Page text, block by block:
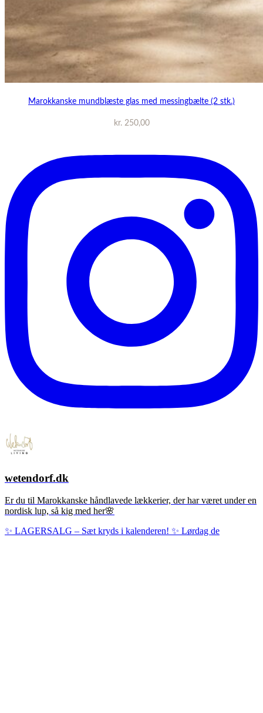
Marokkanske mundblæste glas med messingbælte (2 stk.)
kr.250,00
wetendorf.dk
Er du til Marokkanske håndlavede lækkerier, der har været under en
nordisk lup, så kig med her🌸
✨ LAGERSALG – Sæt kryds i kalenderen! ✨ Lørdag de